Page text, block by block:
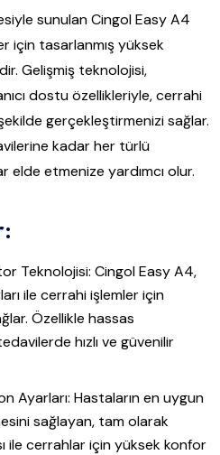
sunulan Cingol Easy A4
için tasarlanmış yüksek
Gelişmiş teknolojisi,
dostu özellikleriyle, cerrahi
gerçekleştirmenizi sağlar.
kadar her türlü
etmenize yardımcı olur.
Teknolojisi: Cingol Easy A4,
ile cerrahi işlemler için
Özellikle hassas
hızlı ve güvenilir
Ayarları: Hastaların en uygun
sağlayan, tam olarak
ile cerrahlar için yüksek konfor